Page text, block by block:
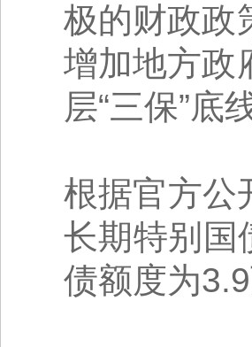
极的财政政
增加地方政
层“三保”底
根据官方公
长期特别国
债额度为3.9